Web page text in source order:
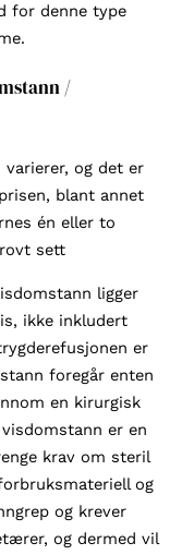
for denne type
/
og det er
blant annet
én eller to
sett
ligger
ikke inkludert
er
foregår enten
en kirurgisk
er en
krav om steril
og
og krever
og dermed vil